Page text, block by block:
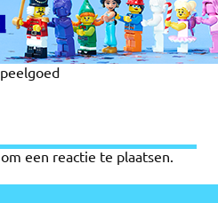
om een reactie te plaatsen.